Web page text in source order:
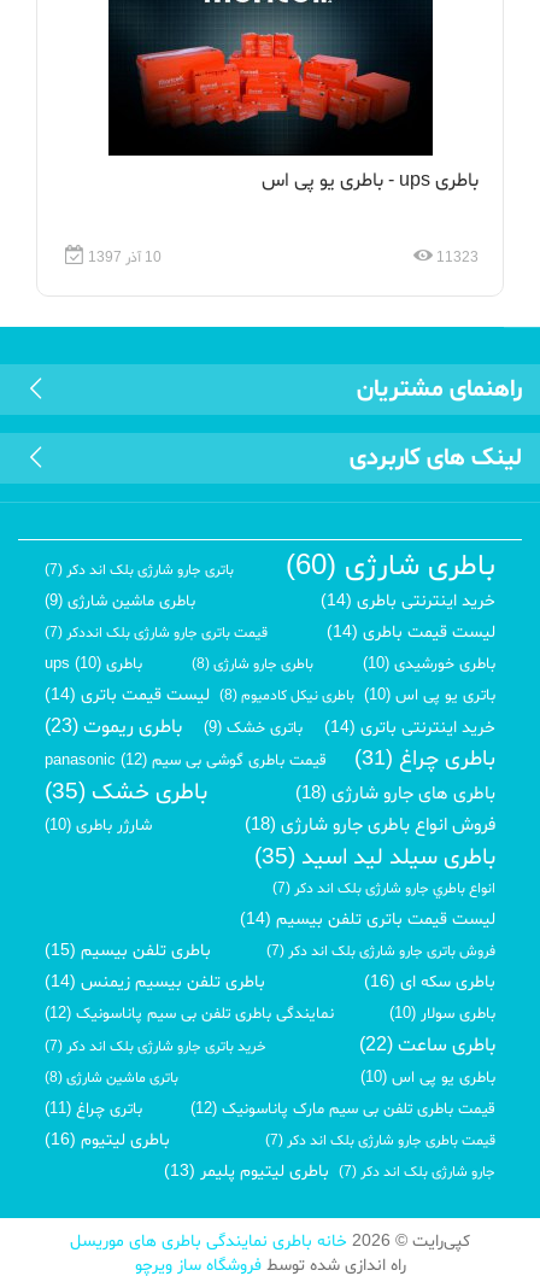
باطری ups - باطری یو پی اس
11323 10 آذر 1397
راهنمای مشتریان
لینک های کاربردی
باطری شارژی (60) باتری جارو شارژی بلک اند دکر (7)
خرید اینترنتی باطری (14) باطری ماشین شارژی (9)
لیست قیمت باطری (14) قیمت باتری جارو شارژی بلک انددکر (7)
باطری خورشیدی (10) باطری جارو شارژی (8)
باطری ups (10)
باتری یو پی اس (10)
باطری نیکل کادمیوم (8)
لیست قیمت باتری (14)
خرید اینترنتی باتری (14)
باتری خشک (9) باطری ریموت (23)
باطری چراغ (31) قیمت باطری گوشی بی سیم panasonic (12)
باطری های جارو شارژی (18) باطری خشک (35)
فروش انواع باطری جارو شارژی (18) شارژر باطری (10)
باطری سیلد لید اسید (35)
انواع باطري جارو شارژی بلک اند دکر (7)
لیست قیمت باتری تلفن بیسیم (14)
فروش باتری جارو شارژی بلک اند دکر (7)
باطری تلفن بیسیم (15)
باطری سکه ای (16)
باطری تلفن بیسیم زیمنس (14)
باطری سولار (10) نمایندگی باطری تلفن بی سیم پاناسونیک (12)
باطری ساعت (22) خرید باتری جارو شارژی بلک اند دکر (7)
باطری یو پی اس (10) باتری ماشین شارژی (8)
قیمت باطری تلفن بی سیم مارک پاناسونیک (12) باتری چراغ (11)
قیمت باطری جارو شارژی بلک اند دکر (7) باطری لیتیوم (16)
جارو شارژی بلک اند دکر (7) باطری لیتیوم پلیمر (13)
کپی‌رایت © 2026
خانه باطری نمایندگی باطری های موریسل
راه اندازی شده توسطفروشگاه ساز ویرچو